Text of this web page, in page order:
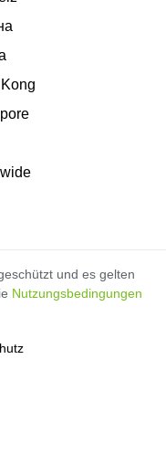
und es gelten
Nutzungsbedingungen